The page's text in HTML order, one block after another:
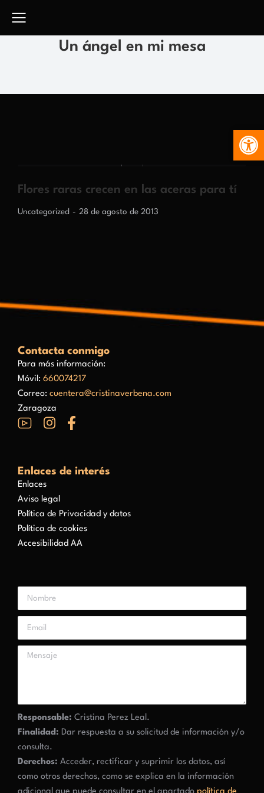
Un ángel en mi mesa
Flores raras crecen en las aceras para tí
Uncategorized 28 de agosto de 2013
Contacta conmigo
Para más información:
Móvil: 660074217
Correo: cuentera@cristinaverbena.com
Zaragoza
Enlaces de interés
Enlaces
Aviso legal
Política de Privacidad y datos
Política de cookies
Accesibilidad AA
Responsable: Cristina Perez Leal.
Finalidad: Dar respuesta a su solicitud de información y/o
consulta.
Derechos: Acceder, rectificar y suprimir los datos, así
como otros derechos, como se explica en la información